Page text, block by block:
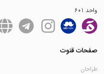
واحد 601
صفحات قنوت
طراحان